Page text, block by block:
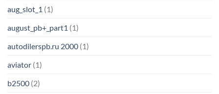
aug_slot_1 (1)
august_pb+_part1 (1)
autodilerspb.ru 2000 (1)
aviator (1)
b2500 (2)